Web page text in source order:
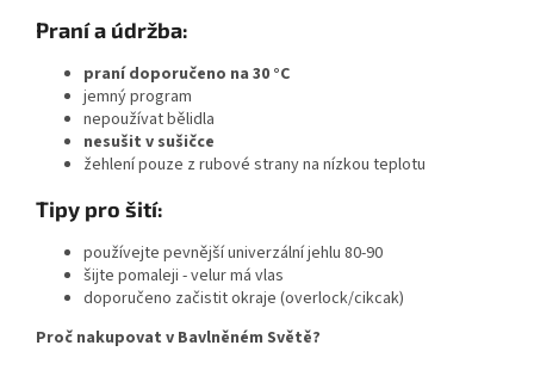
Praní a údržba:
praní doporučeno na 30 °C
jemný program
nepoužívat bělidla
nesušit v sušičce
žehlení pouze z rubové strany na nízkou teplotu
Tipy pro šití:
používejte pevnější univerzální jehlu 80-90
šijte pomaleji - velur má vlas
doporučeno začistit okraje (overlock/cikcak)
Proč nakupovat v Bavlněném Světě?